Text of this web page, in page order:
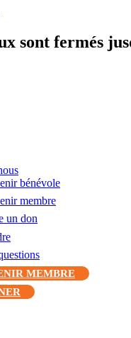
sont fermés
bénévole
membre
un don
MEMBRE